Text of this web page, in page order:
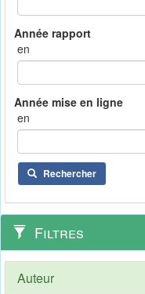
en
en
Rechercher
Filtres
Auteur